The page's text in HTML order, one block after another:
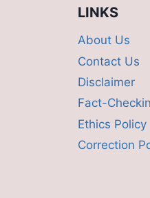
LINKS
About Us
Contact Us
Disclaimer
Fact-
Ethics Policy
Correction